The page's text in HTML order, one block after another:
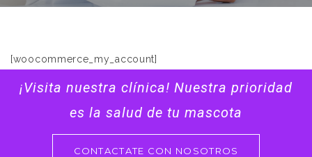
[woocommerce_my_account]
¡Visita nuestra clínica! Nuestra prioridad
es la salud de tu mascota
CONTACTATE CON NOSOTROS